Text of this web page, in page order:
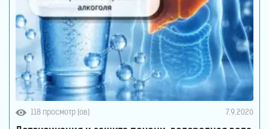
118 просмотр (ов) 7.9.2026